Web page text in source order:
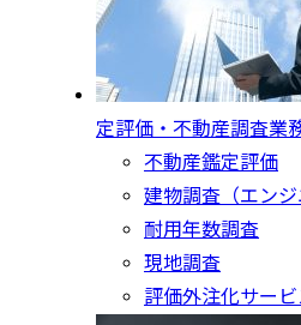
定評価・不動産調査業
不動産鑑定評価
建物調査（エンジ
耐用年数調査
現地調査
評価外注化サービ